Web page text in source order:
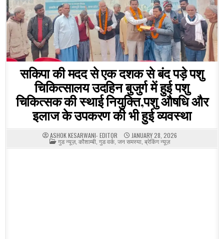
सकिपा की मदद से एक दशक से बंद पड़े पशु
चिकित्सालय उदहिन बुजुर्ग में हुई पशु
चिकित्सक की स्थाई नियुक्ति,पशु औषधि और
इलाज के उपकरण की भी हुई व्यवस्था
ASHOK KESARWANI- EDITOR JANUARY 28, 2026
POSTED
IN
गुड न्यूज़, कौशाम्बी, गुड वर्क, जन समस्या, ब्रेकिंग न्यूज़